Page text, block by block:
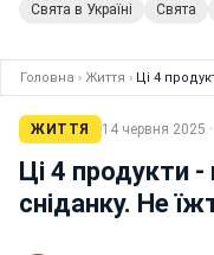
Свята в Україні Свята
Головна › Життя › Ці 4
ЖИТТЯ 14 червня 2025
Ці 4 продукти -
сніданку. Не